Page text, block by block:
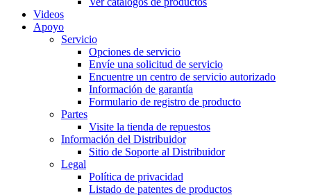
Videos
Apoyo
Servicio
Opciones de servicio
Envíe una solicitud de servicio
Encuentre un centro de servicio autorizado
Información de garantía
Formulario de registro de producto
Partes
Visite la tienda de repuestos
Información del Distribuidor
Sitio de Soporte al Distribuidor
Legal
Política de privacidad
Listado de patentes de productos